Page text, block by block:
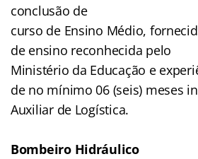
conclusão de
curso de Ensino Médio,
de ensino reconhecida pelo
Ministério da Educação e
de no mínimo 06 (seis) meses
Auxiliar de Logística.
Bombeiro Hidráulico